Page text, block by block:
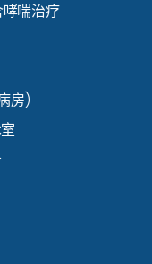
哮喘治疗
房)